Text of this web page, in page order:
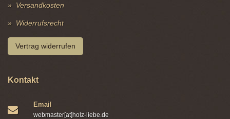
Versandkosten
Widerrufsrecht
Vertrag widerrufen
Kontakt
Email
webmaster[at]holz-liebe.de